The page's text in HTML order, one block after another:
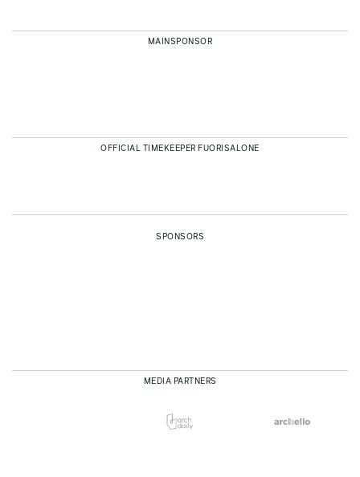
MAINSPONSOR
OFFICIAL TIMEKEEPER FUORISALONE
SPONSORS
MEDIA PARTNERS